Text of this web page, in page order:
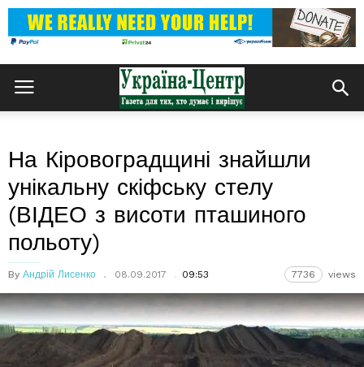
На Кіровоградщині знайшли
унікальну скіфську стелу
(ВІДЕО з висоти пташиного
польоту)
By Андрій Лисенко 08.09.2017 09:53 7736 views